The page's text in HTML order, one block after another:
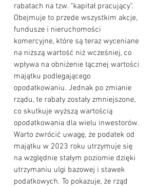
rabatach na tzw. "kapitał pracujący".
Obejmuje to przede wszystkim akcje,
fundusze i nieruchomości
komercyjne, które są teraz wyceniane
na niższą wartość niż wcześniej, co
wpływa na obniżenie łącznej wartości
majątku podlegającego
opodatkowaniu. Jednak po zmianie
rządu, te rabaty zostały zmniejszone,
co skutkuje wyższą wartością
opodatkowania dla wielu inwestorów.
Warto zwrócić uwagę, że podatek od
majątku w 2023 roku utrzymuje się
na względnie stałym poziomie dzięki
utrzymaniu ulgi bazowej i stawek
podatkowych. To pokazuje, że rząd